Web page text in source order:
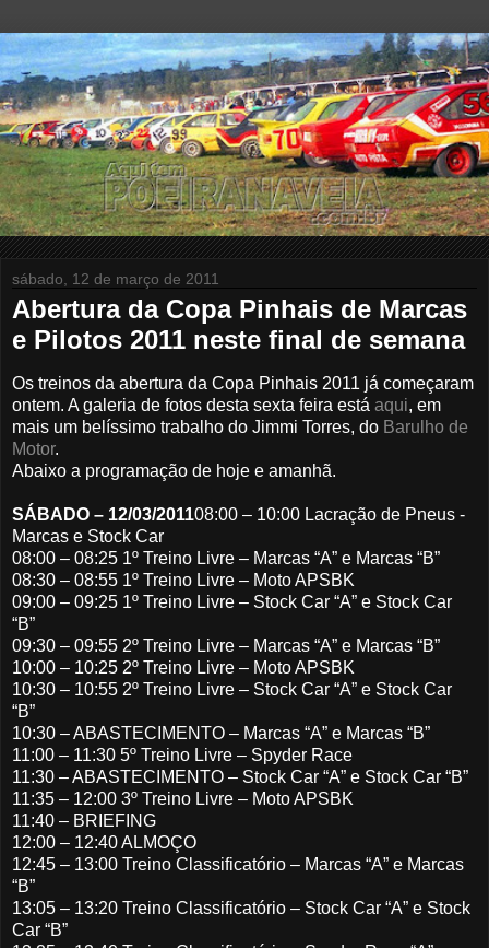
sábado, 12 de março de 2011
Abertura da Copa Pinhais de Marcas
e Pilotos 2011 neste final de semana
Os treinos da abertura da Copa Pinhais 2011 já começaram
ontem. A galeria de fotos desta sexta feira está aqui, em
mais um belíssimo trabalho do Jimmi Torres, do Barulho de
Motor.
Abaixo a programação de hoje e amanhã.
SÁBADO – 12/03/201108:00 – 10:00 Lacração de Pneus -
Marcas e Stock Car
08:00 – 08:25 1º Treino Livre – Marcas “A” e Marcas “B”
08:30 – 08:55 1º Treino Livre – Moto APSBK
09:00 – 09:25 1º Treino Livre – Stock Car “A” e Stock Car
“B”
09:30 – 09:55 2º Treino Livre – Marcas “A” e Marcas “B”
10:00 – 10:25 2º Treino Livre – Moto APSBK
10:30 – 10:55 2º Treino Livre – Stock Car “A” e Stock Car
“B”
10:30 – ABASTECIMENTO – Marcas “A” e Marcas “B”
11:00 – 11:30 5º Treino Livre – Spyder Race
11:30 – ABASTECIMENTO – Stock Car “A” e Stock Car “B”
11:35 – 12:00 3º Treino Livre – Moto APSBK
11:40 – BRIEFING
12:00 – 12:40 ALMOÇO
12:45 – 13:00 Treino Classificatório – Marcas “A” e Marcas
“B”
13:05 – 13:20 Treino Classificatório – Stock Car “A” e Stock
Car “B”